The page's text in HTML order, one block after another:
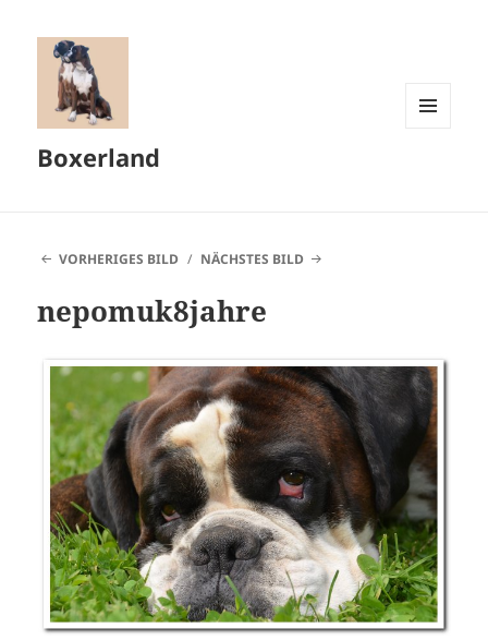
Boxerland
VORHERIGES BILD NÄCHSTES BILD
nepomuk8jahre